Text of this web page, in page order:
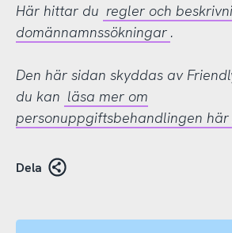
Här hittar du regler och
domännamnssökningar .
Den här sidan skyddas av
du kan läsa mer om
personuppgiftsbehandlingen här
Dela